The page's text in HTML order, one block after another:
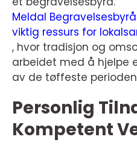
Meldal
viktig ressurs for
, hvor tradisjon og
arbeidet med å hjelpe
av de tøffeste
Personlig
Kompetent